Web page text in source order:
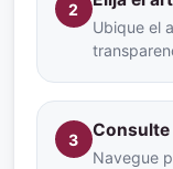
2
Ubique el
3
Navegue